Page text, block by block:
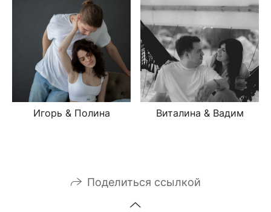
Игорь & Полина Виталина & Вадим
Поделиться ссылкой